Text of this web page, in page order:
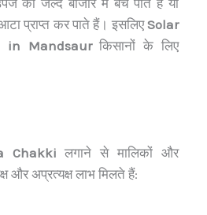
को जल्द बाजार में बेच पाते हैं या
प्राप्त कर पाते हैं। इसलिएSolar
in Mandsaurकिसानों के लिए
Chakki लगाने से मालिकों और
और अप्रत्यक्ष लाभ मिलते हैं: